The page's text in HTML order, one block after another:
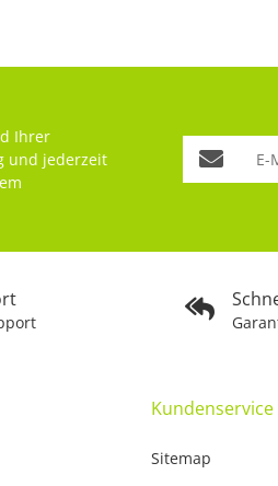
Ihrer
und jederzeit
Kundenservice
Sitemap